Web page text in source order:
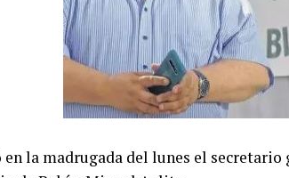
la madrugada del lunes el secretario